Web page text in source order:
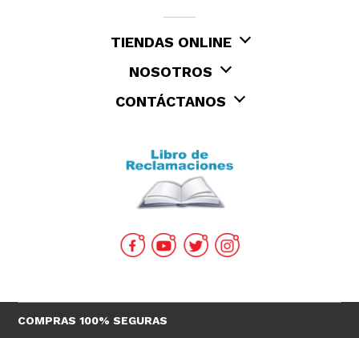
TIENDAS ONLINE
NOSOTROS
CONTÁCTANOS
COMPRAS 100% SEGURAS